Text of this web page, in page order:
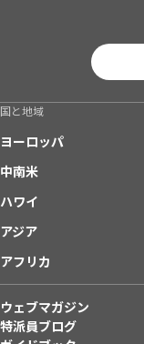
国と地域
ヨーロッパ
中南米
ハワイ
アジア
アフリカ
ウェブマガジン
特派員ブログ